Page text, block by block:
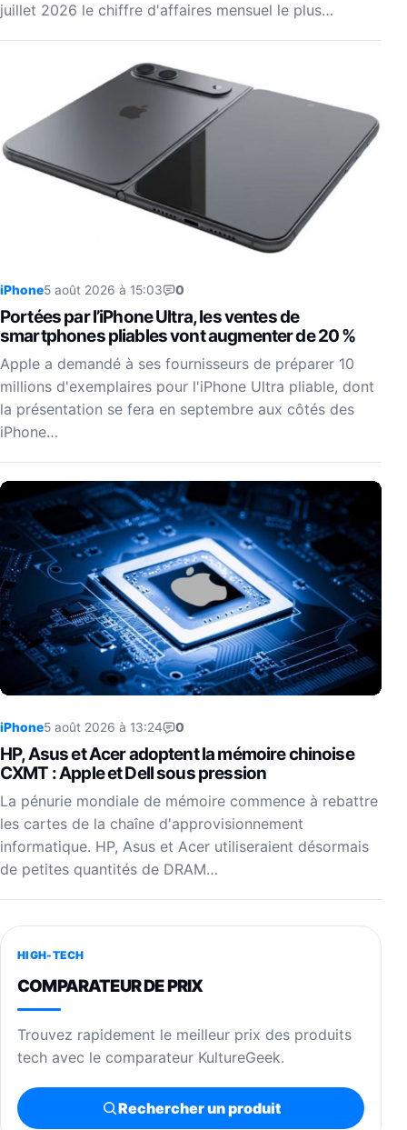
juillet 2026 le chiffre d'affaires mensuel le plus…
iPhone5 août 2026 à 15:03 0
Portées par l’iPhone Ultra, les ventes de
smartphones pliables vont augmenter de 20 %
Apple a demandé à ses fournisseurs de préparer 10
millions d'exemplaires pour l'iPhone Ultra pliable, dont
la présentation se fera en septembre aux côtés des
iPhone…
iPhone5 août 2026 à 13:24 0
HP, Asus et Acer adoptent la mémoire chinoise
CXMT : Apple et Dell sous pression
La pénurie mondiale de mémoire commence à rebattre
les cartes de la chaîne d'approvisionnement
informatique. HP, Asus et Acer utiliseraient désormais
de petites quantités de DRAM…
HIGH-TECH
COMPARATEUR DE PRIX
Trouvez rapidement le meilleur prix des produits
tech avec le comparateur KultureGeek.
Rechercher un produit